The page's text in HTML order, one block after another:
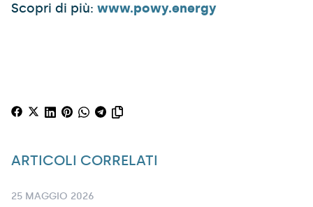
Scopri di più: www.powy.energy
ARTICOLI CORRELATI
25 MAGGIO 2026